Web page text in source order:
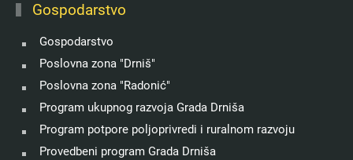
Gospodarstvo
Gospodarstvo
Poslovna zona "Drniš"
Poslovna zona "Radonić"
Program ukupnog razvoja Grada Drniša
Program potpore poljoprivredi i ruralnom razvoju
Provedbeni program Grada Drniša